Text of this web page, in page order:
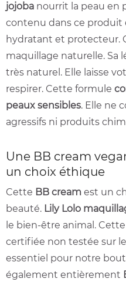
jojoba nourrit la peau en
contenu dans ce produit
hydratant et protecteur.
maquillage naturelle. Sa
très naturel. Elle laisse
respirer. Cette formule
peaux sensibles. Elle ne
agressifs ni produits
Une BB cream
un choix éthique
Cette BB cream est un
beauté. Lily Lolo
le bien-être animal. Cette
certifiée non testée sur
essentiel pour notre
également entièrement